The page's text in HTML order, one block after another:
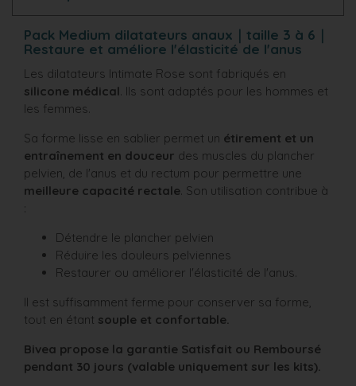
Pack Medium dilatateurs anaux｜taille 3 à 6｜
Restaure et améliore l'élasticité de l'anus
Les dilatateurs Intimate Rose sont fabriqués en
silicone médical. Ils sont adaptés pour les hommes et
les femmes.
Sa forme lisse en sablier permet un étirement et un
entraînement en douceur des muscles du plancher
pelvien, de l'anus et du rectum pour permettre une
meilleure capacité rectale. Son utilisation contribue à
:
Détendre le plancher pelvien
Réduire les douleurs pelviennes
Restaurer ou améliorer l'élasticité de l'anus.
Il est suffisamment ferme pour conserver sa forme,
tout en étant souple et confortable.
Bivea propose la garantie Satisfait ou Remboursé
pendant 30 jours (valable uniquement sur les kits).